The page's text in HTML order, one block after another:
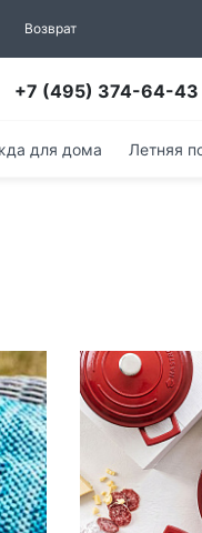
Возврат
+7 (495) 374-64-43
для дома Летняя